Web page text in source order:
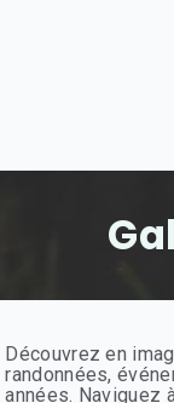
Découvrez en
randonnées,
années. Naviguez